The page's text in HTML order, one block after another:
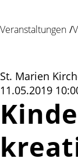
Veranstaltungen
St. Marien
11.05.2019